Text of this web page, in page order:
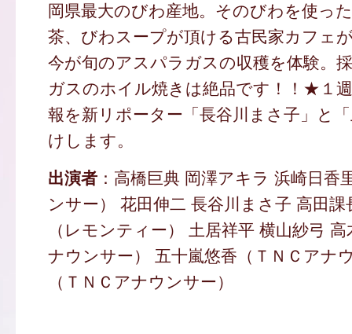
岡県最大のびわ産地。そのびわを使っ
茶、びわスープが頂ける古民家カフェ
今が旬のアスパラガスの収穫を体験。
ガスのホイル焼きは絶品です！！★１
報を新リポーター「長谷川まさ子」と
けします。
出演者：高橋巨典 岡澤アキラ 浜崎日香
ンサー） 花田伸二 長谷川まさ子 高田
（レモンティー） 土居祥平 横山紗弓
ナウンサー） 五十嵐悠香（ＴＮＣアナ
（ＴＮＣアナウンサー）